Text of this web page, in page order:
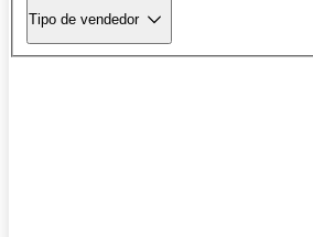
Tipo de vendedor